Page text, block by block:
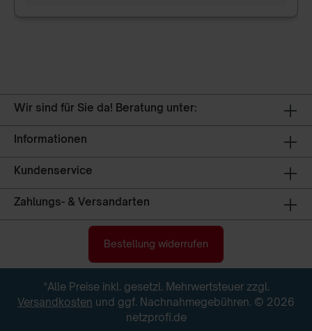
Wir sind für Sie da! Beratung unter:
Informationen
Kundenservice
Zahlungs- & Versandarten
Bestellung widerrufen
*Alle Preise inkl. gesetzl. Mehrwertsteuer zzgl.
Versandkosten und ggf. Nachnahmegebühren. © 2026
netzprofi.de